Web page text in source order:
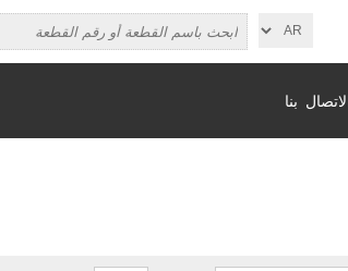
الاتصال بنا